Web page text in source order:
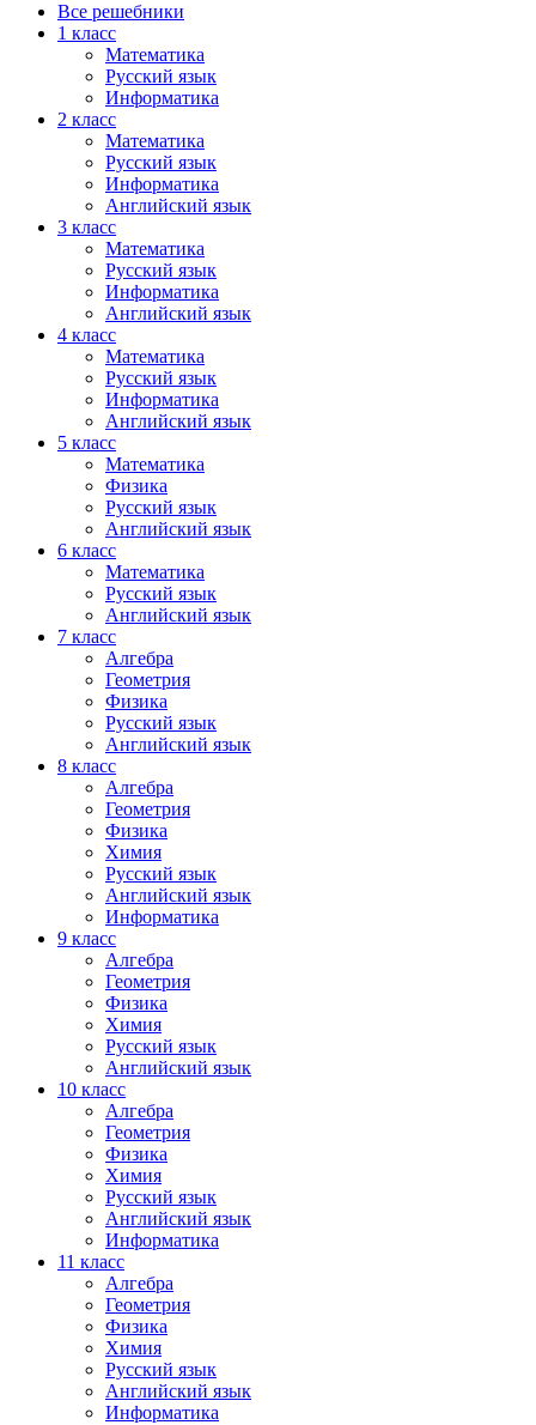
Все решебники
1 класс
Математика
Русский язык
Информатика
2 класс
Математика
Русский язык
Информатика
Английский язык
3 класс
Математика
Русский язык
Информатика
Английский язык
4 класс
Математика
Русский язык
Информатика
Английский язык
5 класс
Математика
Физика
Русский язык
Английский язык
6 класс
Математика
Русский язык
Английский язык
7 класс
Алгебра
Геометрия
Физика
Русский язык
Английский язык
8 класс
Алгебра
Геометрия
Физика
Химия
Русский язык
Английский язык
Информатика
9 класс
Алгебра
Геометрия
Физика
Химия
Русский язык
Английский язык
10 класс
Алгебра
Геометрия
Физика
Химия
Русский язык
Английский язык
Информатика
11 класс
Алгебра
Геометрия
Физика
Химия
Русский язык
Английский язык
Информатика